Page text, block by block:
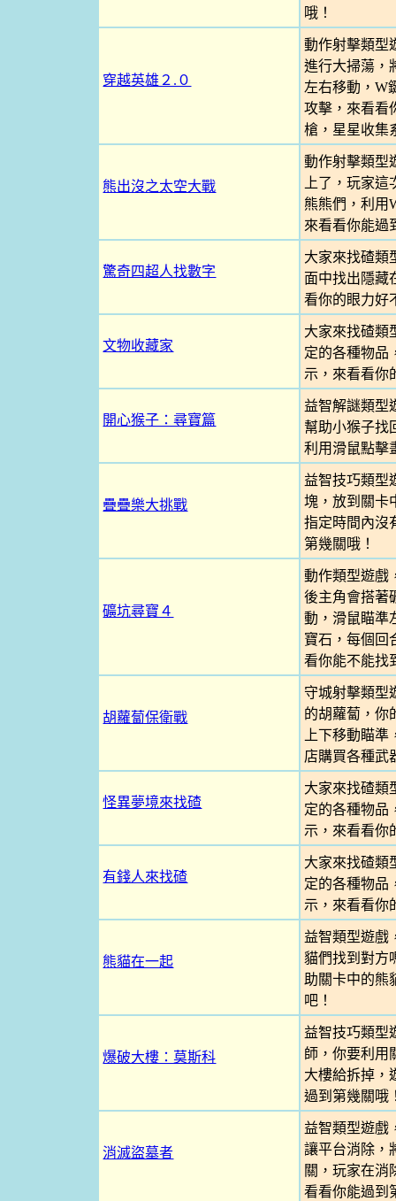
哦！
穿越英雄２.０
動作射擊類型
進行大掃蕩，
左右移動，W
攻擊，來看看
槍，星星收集
熊出沒之太空大戰
動作射擊類型
上了，玩家
熊熊們，利用
來看看你能過
驚奇四超人找數字
大家來找碴類
面中找出隱藏
看你的眼力好
文物收藏家
大家來找碴類
定的各種物品
示，來看看你
開心猴子：尋寶篇
益智解謎類型
幫助小猴子找
利用滑鼠點擊
疊疊樂大挑戰
益智技巧類型
塊，放到關卡
指定時間內沒
第幾關哦！
礦坑尋寶４
動作類型遊戲
後主角會搭著
動，滑鼠瞄準
寶石，每個回
看你能不能找
胡蘿蔔保衛戰
守城射擊類型
的胡蘿蔔，你
上下移動瞄
店購買各種武
怪異夢境來找碴
大家來找碴類
定的各種物品
示，來看看你
有錢人來找碴
大家來找碴類
定的各種物品
示，來看看你
熊貓在一起
益智類型遊戲
貓們找到對方
助關卡中的熊
吧！
爆破大樓：莫斯科
益智技巧類型
師，你要利用
大樓給拆掉，
過到第幾關哦
消滅盜墓者
益智類型遊戲
讓平台消除，
關，玩家在消
看看你能過到